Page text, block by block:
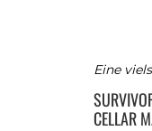
Eine
CELLAR